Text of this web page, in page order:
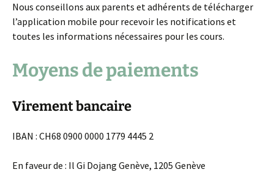
Nous conseillons aux parents et adhérents de télécharger
l’application mobile pour recevoir les notifications et
toutes les informations nécessaires pour les cours.
Moyens de paiements
Virement bancaire
IBAN : CH68 0900 0000 1779 4445 2
En faveur de : Il Gi Dojang Genève, 1205 Genève